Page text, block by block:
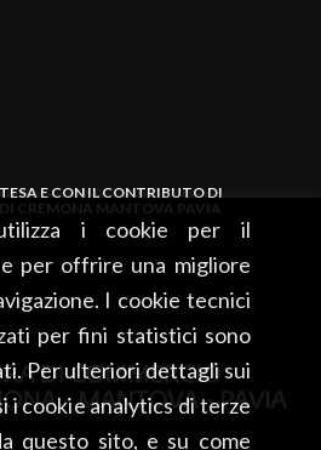
i cookie per il
per offrire una migliore
I cookie tecnici
per fini statistici sono
Per ulteriori dettagli sui
i cookie analytics di terze
questo sito, e su come
E CON IL CONTRIBUTO DI
CREMONA MANTOVA PAVIA